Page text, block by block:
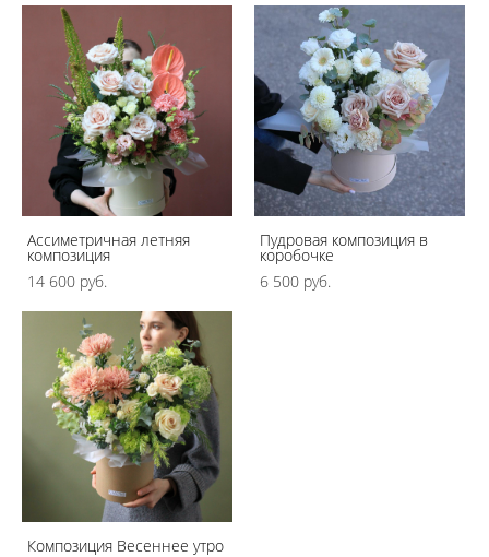
Ассиметричная летняя
композиция
14 600 pуб.
Пудровая композиция в
коробочке
6 500 pуб.
Композиция Весеннее утро